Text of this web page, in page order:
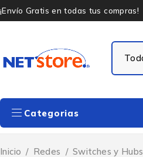
¡Envío Gratis en todas tus compras!
Categorias
Inicio / Redes / Switches y Hubs